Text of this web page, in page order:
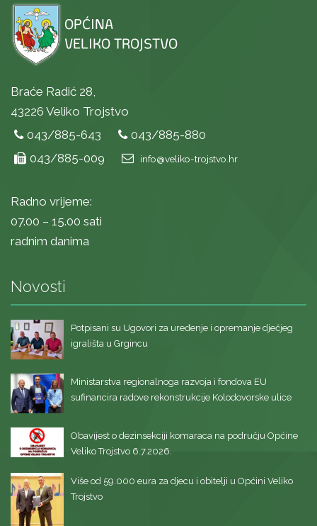
Braće Radić 28,
43226 Veliko Trojstvo
043/885-643
043/885-880
043/885-009
info@veliko-trojstvo.hr
Radno vrijeme:
07.00 – 15.00 sati
radnim danima
Novosti
Potpisani su Ugovori za uređenje i opremanje dječjeg
igrališta u Grgincu
Ministarstva regionalnoga razvoja i fondova EU
sufinancira radove rekonstrukcije Kolodovorske ulice
Obavijest o dezinsekciji komaraca na području Općine
Veliko Trojstvo 6.7.2026.
Više od 59.000 eura za djecu i obitelji u Općini Veliko
Trojstvo